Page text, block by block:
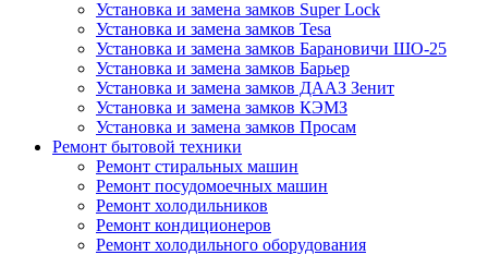
Установка и замена замков Super Lock
Установка и замена замков Tesa
Установка и замена замков Барановичи ШО-25
Установка и замена замков Барьер
Установка и замена замков ДААЗ Зенит
Установка и замена замков КЭМЗ
Установка и замена замков Просам
Ремонт бытовой техники
Ремонт стиральных машин
Ремонт посудомоечных машин
Ремонт холодильников
Ремонт кондиционеров
Ремонт холодильного оборудования